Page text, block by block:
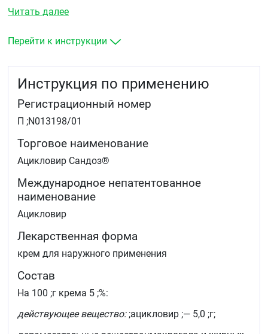
опоясывающий лишай;
Читать далее
Перейти к инструкции
Инструкция по применению
Регистрационный номер
П ;N013198/01
Торговое наименование
Ацикловир Сандоз®
Международное непатентованное
наименование
Ацикловир
Лекарственная форма
крем для наружного применения
Состав
На 100 ;г крема 5 ;%:
действующее вещество:;ацикловир ;— 5,0 ;г;